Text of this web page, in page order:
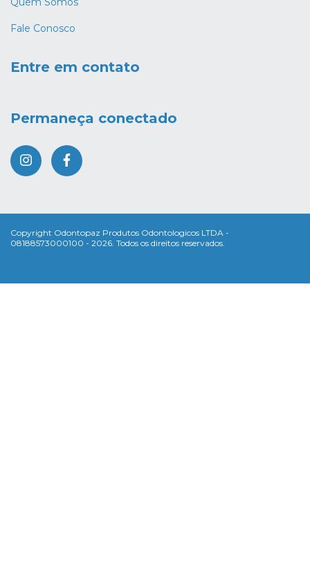
Fale Conosco
Entre em contato
Permaneça conectado
Copyright Odontopaz Produtos Odontologicos LTDA -
08188573000100 - 2026. Todos os direitos reservados.